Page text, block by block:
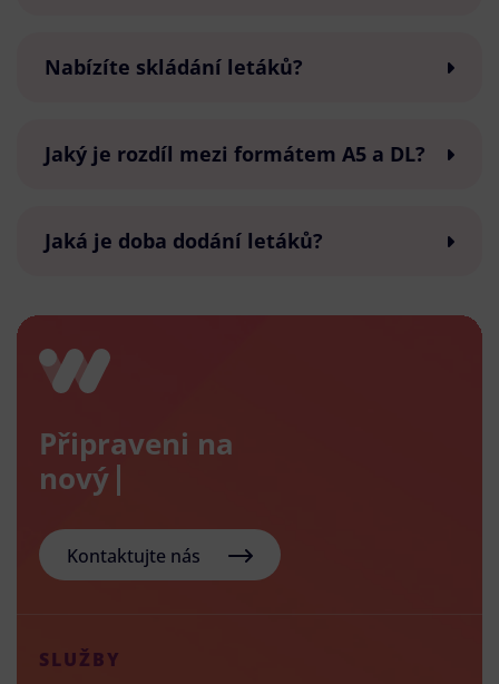
Nabízíte skládání letáků?
Jaký je rozdíl mezi formátem A5 a DL?
Jaká je doba dodání letáků?
Připraveni na
nový e-sh
Kontaktujte nás
SLUŽBY